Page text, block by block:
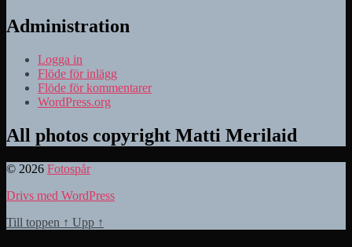
Administration
Logga in
Flöde för inlägg
Flöde för kommentarer
WordPress.org
All photos copyright Matti Merilaid
© 2026 Fotospår
Drivs med WordPress
Till toppen ↑ Upp ↑